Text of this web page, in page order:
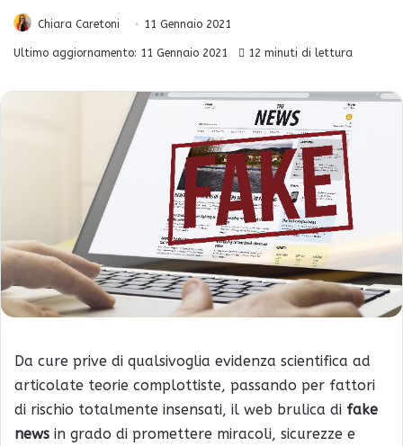
Chiara Caretoni 11 Gennaio 2021
Ultimo aggiornamento: 11 Gennaio 2021 12 minuti di lettura
Da cure prive di qualsivoglia evidenza scientifica ad
articolate teorie complottiste, passando per fattori
di rischio totalmente insensati, il web brulica di fake
news in grado di promettere miracoli, sicurezze e